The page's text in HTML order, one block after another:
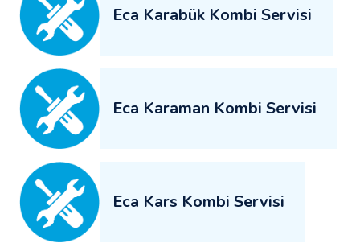
Eca Karabük Kombi Servisi
Eca Karaman Kombi Servisi
Eca Kars Kombi Servisi